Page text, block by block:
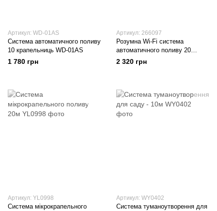
Артикул: WD-01AS
Система автоматичного поливу
10 крапельниць WD-01AS
1 780 грн
Артикул: 266097
Розумна Wi-Fi система
автоматичного поливу 20
крапельниць WD-01A
2 320 грн
Артикул: YL0998
Система мікрокрапельного
Артикул: WY0402
Система туманоутворення для